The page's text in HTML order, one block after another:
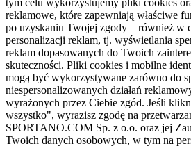
tym celu wykorzystujemy pliki cookies
reklamowe, które zapewniają właściwe
po uzyskaniu Twojej zgody – również w
personalizacji reklam, tj. wyświetlania
reklam dopasowanych do Twoich
skuteczności. Pliki cookies i mobilne
mogą być wykorzystywane zarówno do
niespersonalizowanych działań
wyrażonych przez Ciebie zgód. Jeśli
wszystko", wyrazisz zgodę na
SPORTANO.COM Sp. z o.o. oraz jej
Twoich danych osobowych, w tym na